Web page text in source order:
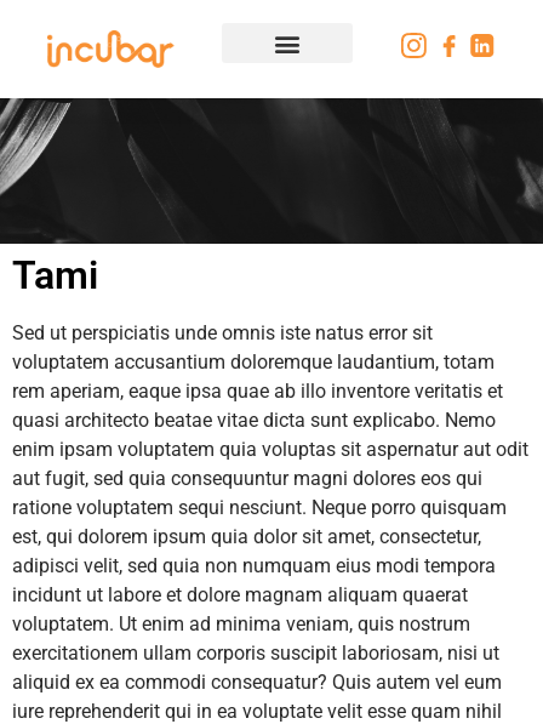
Tami
Sed ut perspiciatis unde omnis iste natus error sit
voluptatem accusantium doloremque laudantium, totam
rem aperiam, eaque ipsa quae ab illo inventore veritatis et
quasi architecto beatae vitae dicta sunt explicabo. Nemo
enim ipsam voluptatem quia voluptas sit aspernatur aut odit
aut fugit, sed quia consequuntur magni dolores eos qui
ratione voluptatem sequi nesciunt. Neque porro quisquam
est, qui dolorem ipsum quia dolor sit amet, consectetur,
adipisci velit, sed quia non numquam eius modi tempora
incidunt ut labore et dolore magnam aliquam quaerat
voluptatem. Ut enim ad minima veniam, quis nostrum
exercitationem ullam corporis suscipit laboriosam, nisi ut
aliquid ex ea commodi consequatur? Quis autem vel eum
iure reprehenderit qui in ea voluptate velit esse quam nihil